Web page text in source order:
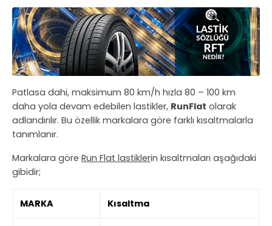
Patlasa dahi, maksimum 80 km/h hızla 80 – 100 km
daha yola devam edebilen lastikler, RunFlat olarak
adlandırılır. Bu özellik markalara göre farklı kısaltmalarla
tanımlanır.
Markalara göre Run Flat lastiklerin kısaltmaları aşağıdaki
gibidir;
MARKA Kısaltma